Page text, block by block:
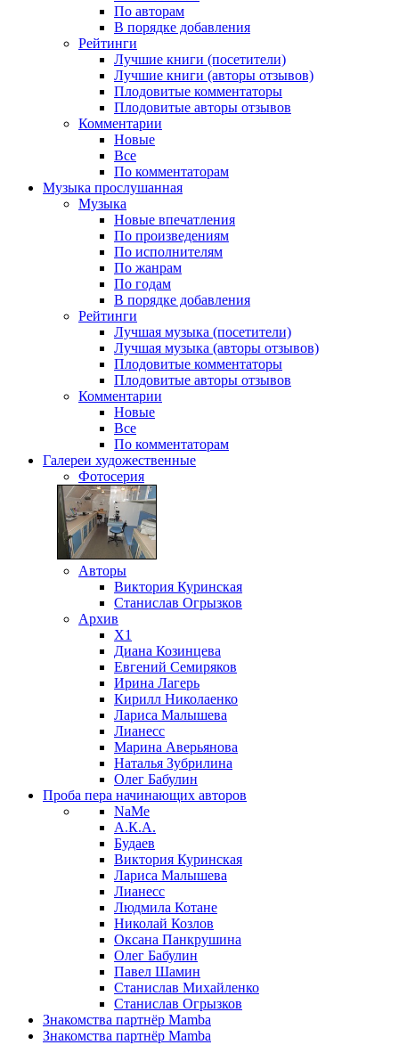
По авторам
В порядке добавления
Рейтинги
Лучшие книги (посетители)
Лучшие книги (авторы отзывов)
Плодовитые комментаторы
Плодовитые авторы отзывов
Комментарии
Новые
Все
По комментаторам
Музыка прослушанная
Музыка
Новые впечатления
По произведениям
По исполнителям
По жанрам
По годам
В порядке добавления
Рейтинги
Лучшая музыка (посетители)
Лучшая музыка (авторы отзывов)
Плодовитые комментаторы
Плодовитые авторы отзывов
Комментарии
Новые
Все
По комментаторам
Галереи художественные
Фотосерия
Авторы
Виктория Куринская
Станислав Огрызков
Архив
X1
Диана Козинцева
Евгений Семиряков
Ирина Лагерь
Кирилл Николаенко
Лариса Малышева
Лианесс
Марина Аверьянова
Наталья Зубрилина
Олег Бабулин
Проба пера начинающих авторов
NaMe
А.К.А.
Будаев
Виктория Куринская
Лариса Малышева
Лианесс
Людмила Котане
Николай Козлов
Оксана Панкрушина
Олег Бабулин
Павел Шамин
Станислав Михайленко
Станислав Огрызков
Знакомства партнёр Mamba
Знакомства партнёр Mamba